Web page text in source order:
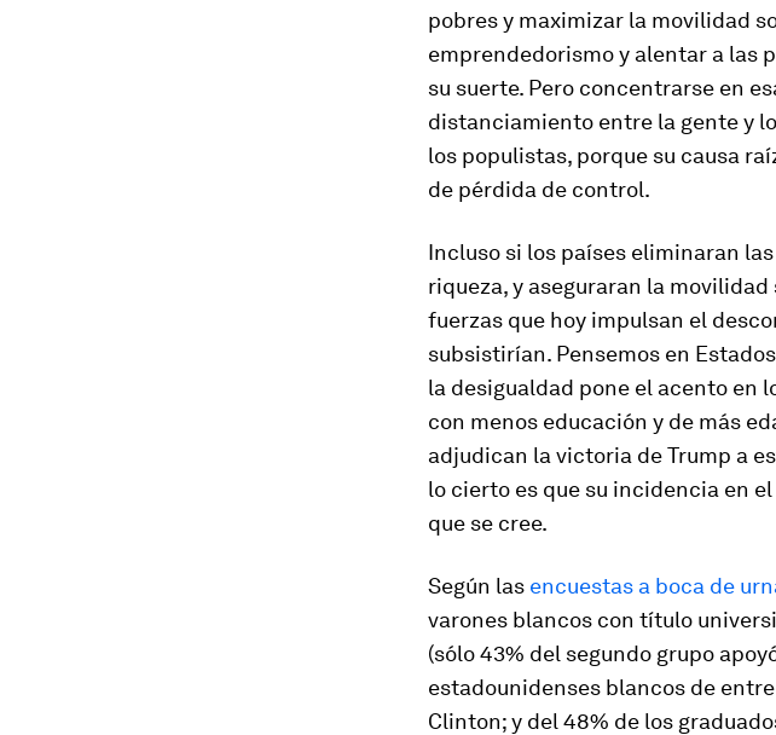
pobres y maximizar la movilidad
emprendedorismo y alentar a las
su suerte. Pero concentrarse en
distanciamiento entre la gente y
los populistas, porque su causa
de pérdida de control.
Incluso si los países eliminaran
riqueza, y aseguraran la
fuerzas que hoy impulsan el
subsistirían. Pensemos en
la desigualdad pone el acento en
con menos educación y de más
adjudican la victoria de Trump a
lo cierto es que su incidencia en
que se cree.
Según las encuestas a boca de
varones blancos con título
(sólo 43% del segundo grupo
estadounidenses blancos de
Clinton; y del 48% de los